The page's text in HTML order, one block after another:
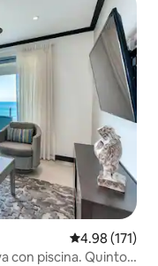
Calificación
4.98 (171)
con piscina. Quinto